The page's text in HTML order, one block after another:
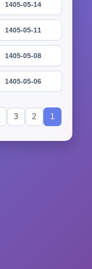
1405-05-14
1405-05-11
1405-05-08
1405-05-06
1
2
3